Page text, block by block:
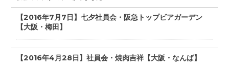
【2016年7月7日】七夕社員会・阪急トップビアガーデン
【大阪・梅田】
【2016年4月28日】社員会・焼肉吉祥【大阪・なんば】